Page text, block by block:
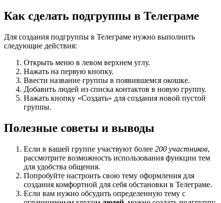
Как сделать подгруппы в Телеграме
Для создания подгруппы в Телеграме нужно выполнить
следующие действия:
Открыть меню в левом верхнем углу.
Нажать на первую кнопку.
Ввести название группы в появившемся окошке.
Добавить людей из списка контактов в новую группу.
Нажать кнопку «Создать» для создания новой пустой
группы.
Полезные советы и выводы
Если в вашей группе участвуют более 200 участников,
рассмотрите возможность использования функции тем
для удобства общения.
Попробуйте настроить свою тему оформления для
создания комфортной для себя обстановки в Телеграме.
Если вам нужно обсудить определенную тему с